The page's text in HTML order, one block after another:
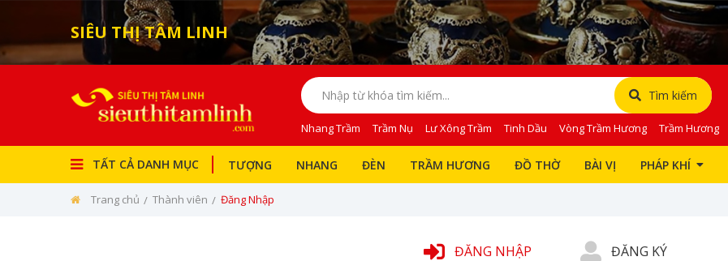
SIÊU THỊ TÂM LINH
Tìm kiếm
Nhang Trầm Trầm Nụ Lư Xông Trầm Tinh Dầu Vòng Trầm Hương Trầm Hương
TẤT CẢ DANH MỤC
Tượng
TƯỢNG NHANG ĐÈN TRẦM HƯƠNG ĐỒ THỜ BÀI VỊ PHÁP KHÍ
Trang chủ Thành viên Đăng Nhập
ĐĂNG NHẬP ĐĂNG KÝ